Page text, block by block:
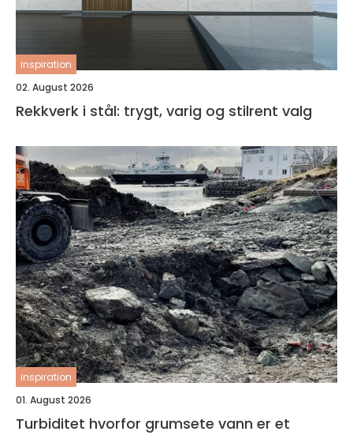
inspiration
02. August 2026
Rekkverk i stål: trygt, varig og stilrent valg
inspiration
01. August 2026
Turbiditet hvorfor grumsete vann er et